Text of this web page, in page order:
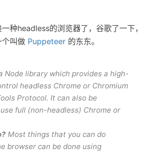
种headless的浏览器了，谷歌了一下，
个叫做 Puppeteer 的东东。
Node library which provides a high-
headless Chrome or Chromium
Protocol. It can also be
full (non-headless) Chrome or
Most things that you can do
browser can be done using